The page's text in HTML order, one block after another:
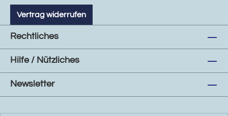
Vertrag widerrufen
Rechtliches
Hilfe / Nützliches
Newsletter